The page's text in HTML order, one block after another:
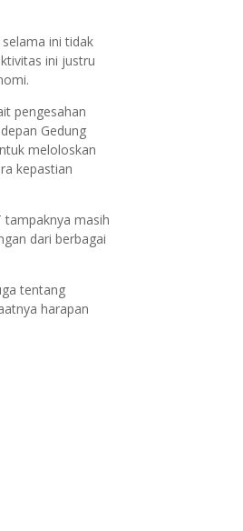
ini tidak
ini justru
pengesahan
Gedung
meloloskan
kepastian
tampaknya masih
dari berbagai
tentang
harapan